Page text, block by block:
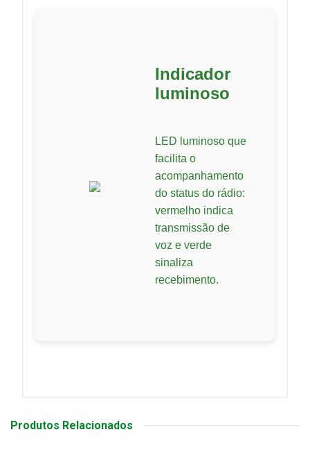
Indicador
luminoso
LED luminoso que
facilita o
acompanhamento
do status do rádio:
vermelho indica
transmissão de
voz e verde
sinaliza
recebimento.
Produtos Relacionados